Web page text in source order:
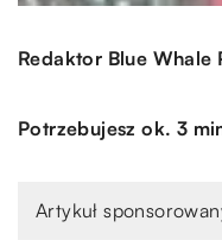
Redaktor Blue Whale
Potrzebujesz ok. 3
Artykuł